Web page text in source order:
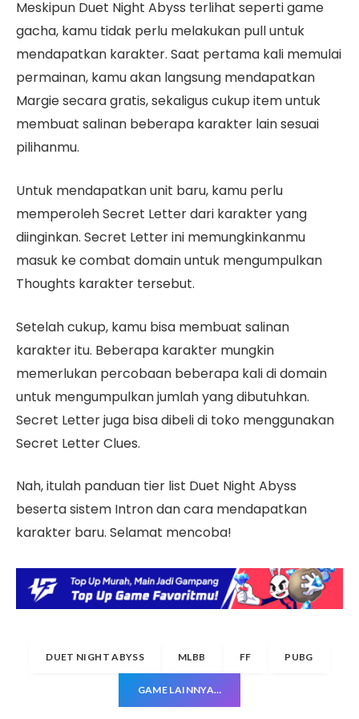
Meskipun Duet Night Abyss terlihat seperti game
gacha, kamu tidak perlu melakukan pull untuk
mendapatkan karakter. Saat pertama kali memulai
permainan, kamu akan langsung mendapatkan
Margie secara gratis, sekaligus cukup item untuk
membuat salinan beberapa karakter lain sesuai
pilihanmu.
Untuk mendapatkan unit baru, kamu perlu
memperoleh Secret Letter dari karakter yang
diinginkan. Secret Letter ini memungkinkanmu
masuk ke combat domain untuk mengumpulkan
Thoughts karakter tersebut.
Setelah cukup, kamu bisa membuat salinan
karakter itu. Beberapa karakter mungkin
memerlukan percobaan beberapa kali di domain
untuk mengumpulkan jumlah yang dibutuhkan.
Secret Letter juga bisa dibeli di toko menggunakan
Secret Letter Clues.
Nah, itulah panduan tier list Duet Night Abyss
beserta sistem Intron dan cara mendapatkan
karakter baru. Selamat mencoba!
DUET NIGHT ABYSS MLBB FF PUBG
GAME LAINNYA…